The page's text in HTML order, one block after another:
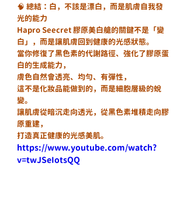
🧠 總結：白，不該是漂白，而是肌膚自我發
光的能力
Hapro Seecret 膠原美白艙的關鍵不是「變
白」，而是讓肌膚回到健康的光感狀態。
當你修復了黑色素的代謝路徑、強化了膠原蛋
白的生成能力，
膚色自然會透亮、均勻、有彈性，
這不是化妝品能做到的，而是細胞層級的蛻
變。
讓肌膚從暗沉走向透光，從黑色素堆積走向膠
原重建，
打造真正健康的光感美肌。
https://www.youtube.com/watch?
v=twJSeIotsQQ